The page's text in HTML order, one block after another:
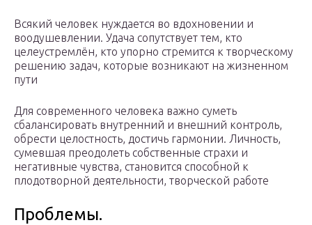
Всякий человек нуждается во вдохновении и
воодушевлении. Удача сопутствует тем, кто
целеустремлён, кто упорно стремится к творческому
решению задач, которые возникают на жизненном
пути
Для современного человека важно суметь
сбалансировать внутренний и внешний контроль,
обрести целостность, достичь гармонии. Личность,
сумевшая преодолеть собственные страхи и
негативные чувства, становится способной к
плодотворной деятельности, творческой работе
Проблемы.